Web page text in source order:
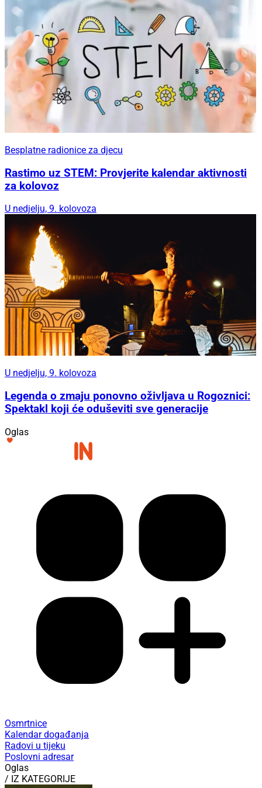
Besplatne radionice za djecu
Rastimo uz STEM: Provjerite kalendar aktivnosti
za kolovoz
U nedjelju, 9. kolovoza
U nedjelju, 9. kolovoza
Legenda o zmaju ponovno oživljava u Rogoznici:
Spektakl koji će oduševiti sve generacije
Oglas
Osmrtnice
Kalendar događanja
Radovi u tijeku
Poslovni adresar
Oglas
/ IZ KATEGORIJE